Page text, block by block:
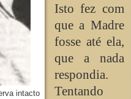
intacto
Isto fez com
que a Madre
fosse até ela,
que a nada
respondia.
Tentando